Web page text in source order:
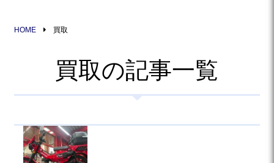
HOME 買取
買取の記事一覧